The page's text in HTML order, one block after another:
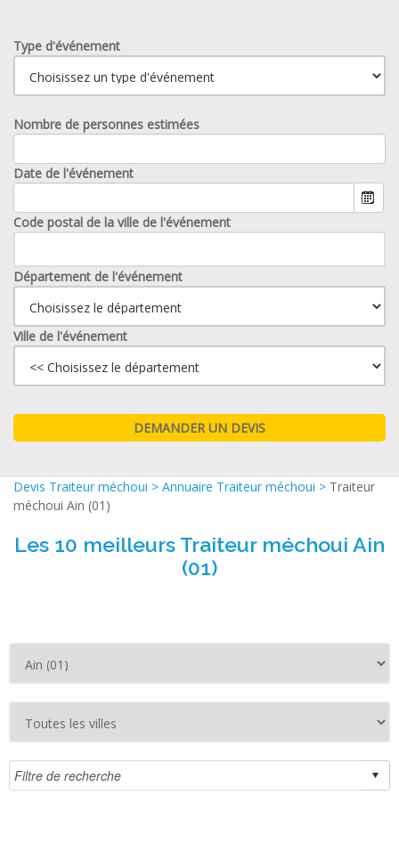
Type d'événement
Nombre de personnes estimées
Date de l'événement
Code postal de la ville de l'événement
Département de l'événement
Ville de l'événement
Devis Traiteur méchoui > Annuaire Traiteur méchoui > Traiteur
méchoui Ain (01)
Les 10 meilleurs Traiteur méchoui Ain
(01)